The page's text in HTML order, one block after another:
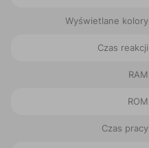
Wyświetlane kolory
Czas reakcji
RAM
ROM
Czas pracy